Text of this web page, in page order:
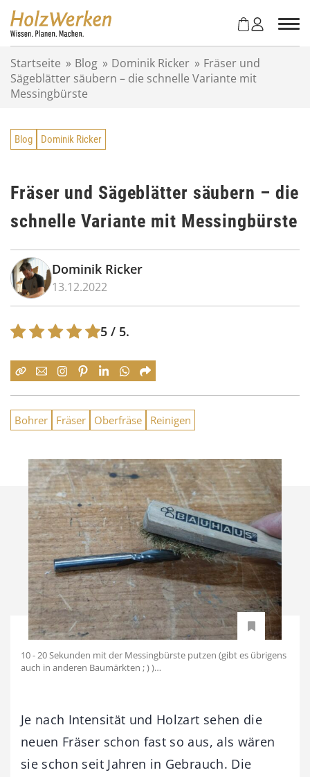
Startseite » Blog » Dominik Ricker » Fräser und
Sägeblätter säubern – die schnelle Variante mit
Messingbürste
Blog Dominik Ricker
Fräser und Sägeblätter säubern – die
schnelle Variante mit Messingbürste
Dominik Ricker
13.12.2022
5 / 5.
Bohrer Fräser Oberfräse Reinigen
10 - 20 Sekunden mit der Messingbürste putzen (gibt es übrigens
auch in anderen Baumärkten ; ) )…
Je nach Intensität und Holzart sehen die
neuen Fräser schon fast so aus, als wären
sie schon seit Jahren in Gebrauch. Die